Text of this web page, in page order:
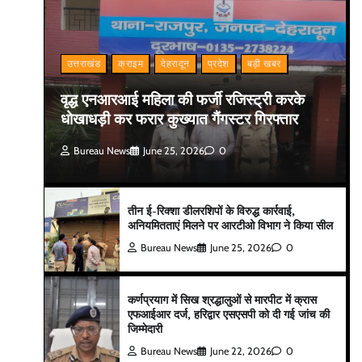
उत्तराखंड क्राइम देहरादून प्रदेश बड़ी खबर
वृद्ध एनआरआई महिला की फर्जी रजिस्ट्री करके
धोखाधड़ी कर फरार कुख्यात गैंगस्टर गिरफ्तार
Bureau News June 25, 2026 0
तीन ई-रिक्शा डीलरशिपों के विरुद्ध कार्रवाई,
अनियमितताएं मिलने पर आरटीओ विभाग ने किया सील
Bureau News June 25, 2026 0
कर्णप्रयाग में सिख श्रद्धालुओं से मारपीट में क्रास
एफआईआर दर्ज, हरिद्वार एसएसपी को दी गई जांच की
जिम्मेदारी
Bureau News June 22, 2026 0